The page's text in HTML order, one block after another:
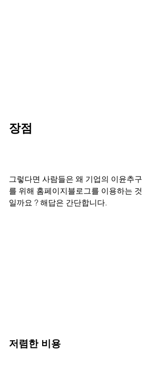
장점
그렇다면 사람들은 왜 기업의 이윤추구
를 위해 홈페이지블로그를 이용하는 것
일까요 ? 해답은 간단합니다.
저렴한 비용